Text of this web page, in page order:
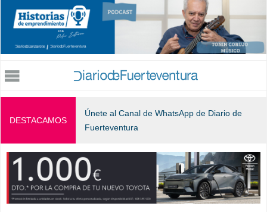
Jump to navigation
DESTACAMOS
Únete al Canal de WhatsApp de Diario de
Fuerteventura